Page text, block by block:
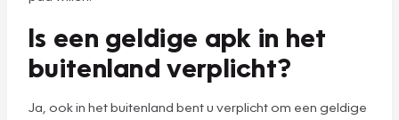
Is een geldige apk in het
buitenland verplicht?
Ja, ook in het buitenland bent u verplicht om een geldige